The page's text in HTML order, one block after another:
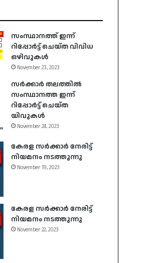
സംസ്ഥാനത്ത് ഇന്ന്
റിപ്പോർട്ട് ചെയ്ത വിവിധ
ഒഴിവുകൾ
November 23, 2023
സർക്കാർ തലത്തിൽ
സംസ്ഥാനത്ത ഇന്ന്
റിപ്പോർട്ട് ചെയ്ത
യിവുകൾ
November 24, 2023
കേരള സർക്കാർ നേരിട്ട്
നിയമനം നടത്തുന്നു
November 19, 2023
കേരള സർക്കാർ നേരിട്ട്
നിയമനം നടത്തുന്നു
November 22, 2023